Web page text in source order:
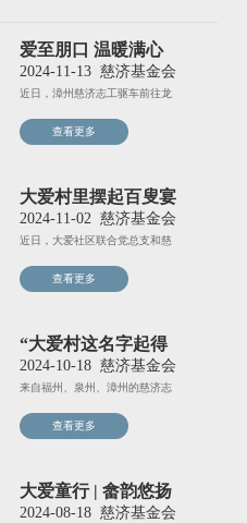
爱至朋口 温暖满心
田
2024-11-13 慈济基金会
近日，漳州慈济志工驱车前往龙
查看更多
大爱村里摆起百叟宴
2024-11-02 慈济基金会
近日，大爱社区联合党总支和慈
查看更多
“大爱村这名字起得
真好！”
2024-10-18 慈济基金会
来自福州、泉州、漳州的慈济志
查看更多
大爱童行 | 畲韵悠扬
清新顺昌
2024-08-18 慈济基金会